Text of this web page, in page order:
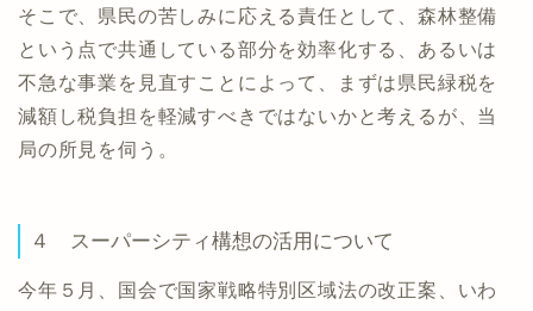
そこで、県民の苦しみに応える責任として、森林整備
という点で共通している部分を効率化する、あるいは
不急な事業を見直すことによって、まずは県民緑税を
減額し税負担を軽減すべきではないかと考えるが、当
局の所見を伺う。
４ スーパーシティ構想の活用について
今年５月、国会で国家戦略特別区域法の改正案、いわ